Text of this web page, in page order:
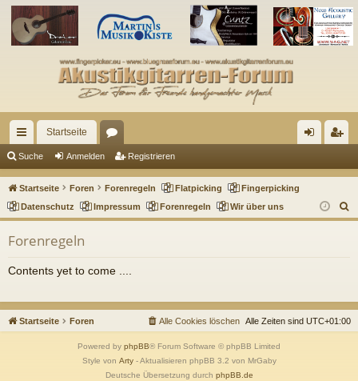
ch
ne
llz
Startseite
en m ist
rie
Suche Anmelden Registrieren
Startseite Foren Forenregeln Flatpicking
Fingerpicking
Datenschutz
Impressum Forenregeln Wir über uns
u
Forenregeln
Contents yet to come ....
Startseite Foren Alle Zeiten sind UTC+01:00
Alle Cookies löschen
Powered by phpBB® Forum Software © phpBB Limited
Style von Arty- Aktualisieren phpBB 3.2 von MrGaby
Deutsche Übersetzung durch phpBB.de